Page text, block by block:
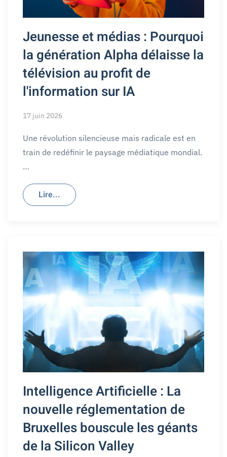
Jeunesse et médias : Pourquoi
la génération Alpha délaisse la
télévision au profit de
l'information sur IA
17 juin 2026
Une révolution silencieuse mais radicale est en
train de redéfinir le paysage médiatique mondial.
…
Lire...
Intelligence Artificielle : La
nouvelle réglementation de
Bruxelles bouscule les géants
de la Silicon Valley